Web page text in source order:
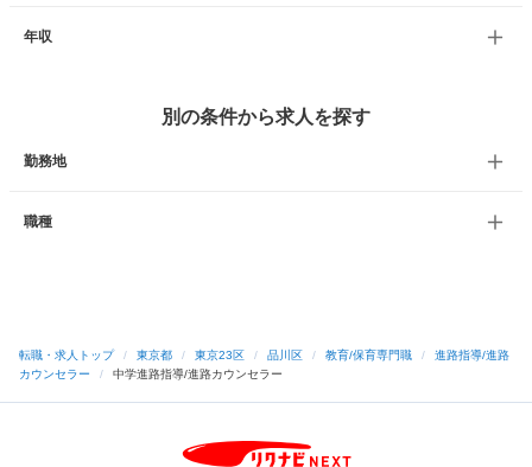
年収
別の条件から求人を探す
勤務地
職種
転職・求人トップ / 東京都 / 東京23区 / 品川区 / 教育/保育専門職 /
進路指導/進路
カウンセラー
/ 中学進路指導/進路カウンセラー